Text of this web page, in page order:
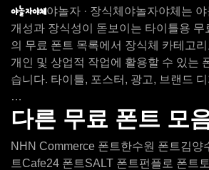
야놀자야체야놀자 · 장식체 야놀자야체는
개성과 장식성이 돋보이는 타이틀용 무
의 무료 폰트 목록에서 장식체 카테고
개인 및 상업적 작업에 활용할 수 있는
습니다. 타이틀, 포스터, 광고, 브랜드
…
다른 무료 폰트 모
NHN Commerce 폰트 한수원 폰트 김양
트Cafe24 폰트 SALT 폰트 펀플로 폰트